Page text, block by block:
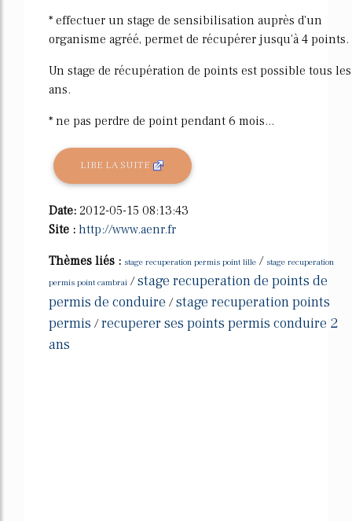
* effectuer un stage de sensibilisation auprès d'un
organisme agréé, permet de récupérer jusqu'à 4 points.
Un stage de récupération de points est possible tous les
ans.
* ne pas perdre de point pendant 6 mois...
LIRE LA SUITE
Date: 2012-05-15 08:13:43
Site : http://www.aenr.fr
Thèmes liés : stage recuperation permis point lille / stage recuperation
permis point cambrai /stage recuperation de points de
permis de conduire /stage recuperation points
permis /recuperer ses points permis conduire 2
ans